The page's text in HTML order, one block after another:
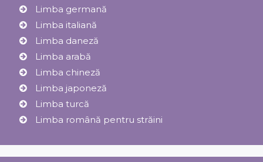
Limba germană
Limba italiană
Limba daneză
Limba arabă
Limba chineză
Limba japoneză
Limba turcă
Limba română pentru străini